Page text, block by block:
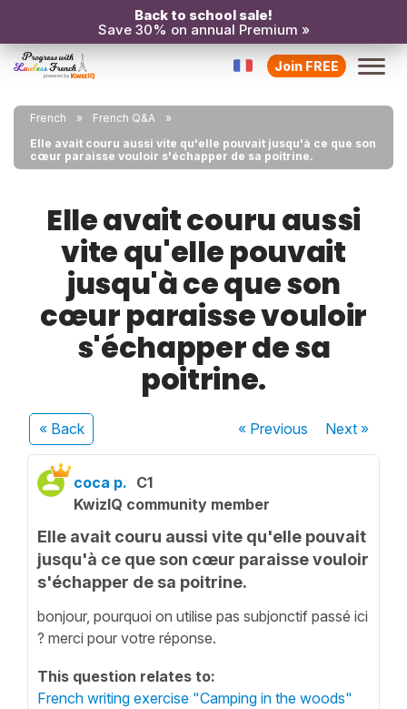
Back to school sale!
Save 30% on annual Premium »
Join FREE
French
French Q&A
Elle avait couru aussi vite qu'elle pouvait jusqu'à ce que son
cœur paraisse vouloir s'échapper de sa poitrine.
Elle avait couru aussi
vite qu'elle pouvait
jusqu'à ce que son
cœur paraisse vouloir
s'échapper de sa
poitrine.
« Back « Previous Next»
coca p. C1
KwizIQ community member
Elle avait couru aussi vite qu'elle pouvait
jusqu'à ce que son cœur paraisse vouloir
s'échapper de sa poitrine.
bonjour, pourquoi on utilise pas subjonctif passé ici
? merci pour votre réponse.
This question relates to:
French writing exercise "Camping in the woods"